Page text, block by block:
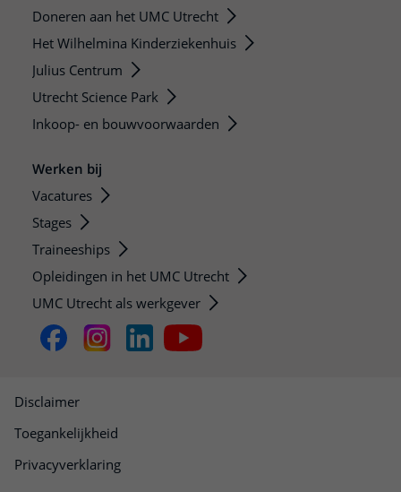
Doneren aan het UMC Utrecht
Het Wilhelmina Kinderziekenhuis
Julius Centrum
Utrecht Science Park
Inkoop- en bouwvoorwaarden
Werken bij
Vacatures
Stages
Traineeships
Opleidingen in het UMC Utrecht
UMC Utrecht als werkgever
Disclaimer
Toegankelijkheid
Privacyverklaring